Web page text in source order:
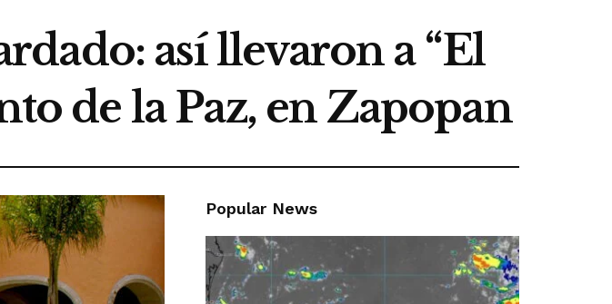
así llevaron a “El
de la Paz, en Zapopan
Popular News